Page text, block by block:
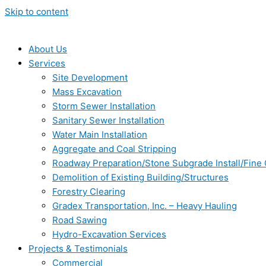
Skip to content
About Us
Services
Site Development
Mass Excavation
Storm Sewer Installation
Sanitary Sewer Installation
Water Main Installation
Aggregate and Coal Stripping
Roadway Preparation/Stone Subgrade Install/Fine
Demolition of Existing Building/Structures
Forestry Clearing
Gradex Transportation, Inc. – Heavy Hauling
Road Sawing
Hydro-Excavation Services
Projects & Testimonials
Commercial